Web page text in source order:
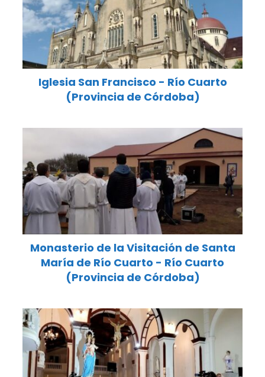
Iglesia San Francisco - Río Cuarto
(Provincia de Córdoba)
Monasterio de la Visitación de Santa
María de Río Cuarto - Río Cuarto
(Provincia de Córdoba)